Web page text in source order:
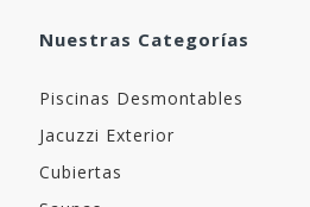
Nuestras Categorías
Piscinas Desmontables
Jacuzzi Exterior
Cubiertas